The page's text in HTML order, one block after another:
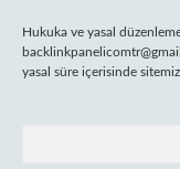
Hukuka ve yasal
yasal süre içerisinde